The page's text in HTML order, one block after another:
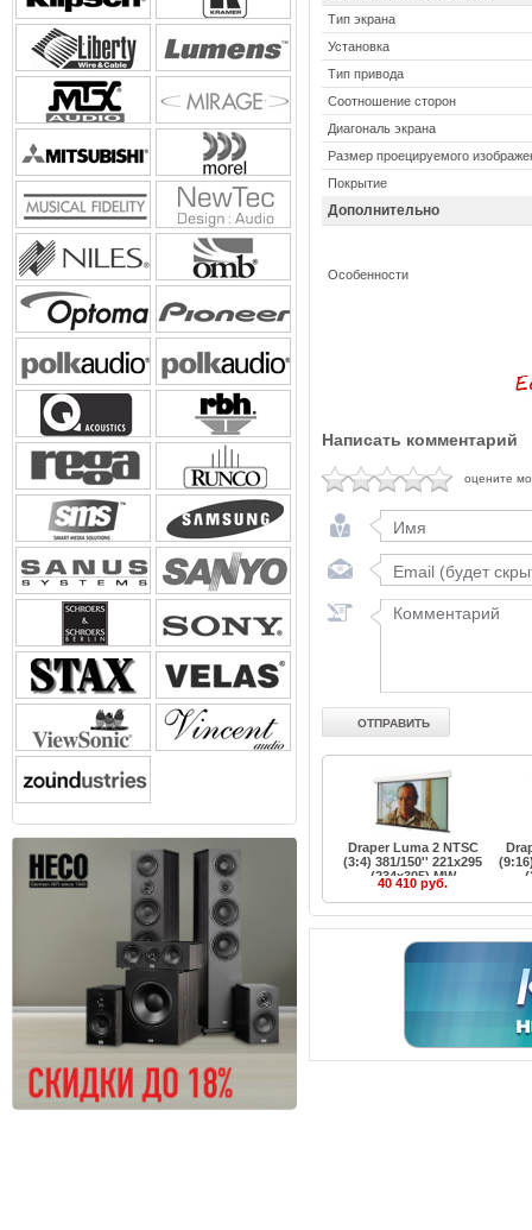
Тип экрана
Установка
Тип привода
Соотношение сторон
Диагональ экрана
Размер проецируемого
Покрытие
Дополнительно
Особенности
Написать комментарий
оцените
Draper Luma 2 NTSC
(3:4) 381/150'' 221x295
(234x305) MW
40 410 руб.